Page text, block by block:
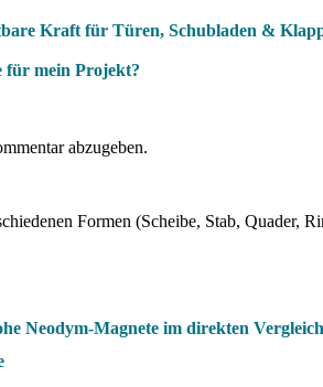
Kraft für Türen, Schubladen &
für mein Projekt?
abzugeben.
Formen (Scheibe, Stab, Quader,
Neodym-Magnete im direkten Vergleich